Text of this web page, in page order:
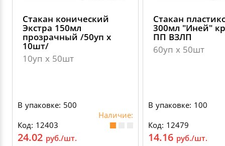
Стакан конический
Экстра 150мл
прозрачный /50уп х
10шт/
10уп х 50шт
В упаковке: 500
Наличие:
Код: 12403
24.02 руб./шт.
Стакан
300мл "Иней"
ПП ВЗЛП
60уп х 50шт
В упаковке: 100
Код: 12479
14.16 руб./шт.